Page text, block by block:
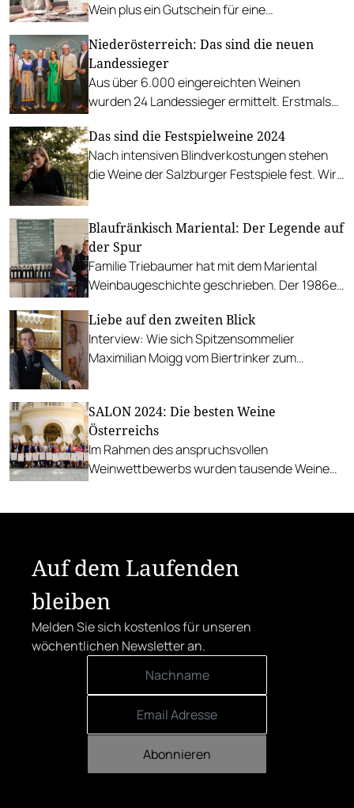
Wein plus ein Gutschein für eine
Niederösterreich: Das sind die neuen
Landessieger
Aus über 6.000 eingereichten Weinen
wurden 24 Landessieger ermittelt. Erstmals
Das sind die Festspielweine 2024
Nach intensiven Blindverkostungen stehen
die Weine der Salzburger Festspiele fest. Wir
Blaufränkisch Mariental: Der Legende auf
der Spur
Familie Triebaumer hat mit dem Mariental
Weinbaugeschichte geschrieben. Der 1986er
Jahrgänge aus?
Liebe auf den zweiten Blick
Interview: Wie sich Spitzensommelier
Maximilian Moigg vom Biertrinker zum
SALON 2024: Die besten Weine
Österreichs
Im Rahmen des anspruchsvollen
Weinwettbewerbs wurden tausende Weine
Auf dem Laufenden
bleiben
Melden Sie sich kostenlos für unseren
wöchentlichen Newsletter an.
Abonnieren